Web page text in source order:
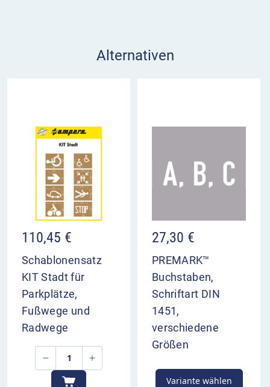
Alternativen
110,45 €
Schablonensatz
KIT Stadt für
Parkplätze,
Fußwege und
Radwege
27,30 €
PREMARK™
Buchstaben,
Schriftart DIN
1451,
verschiedene
Größen
Variante wählen